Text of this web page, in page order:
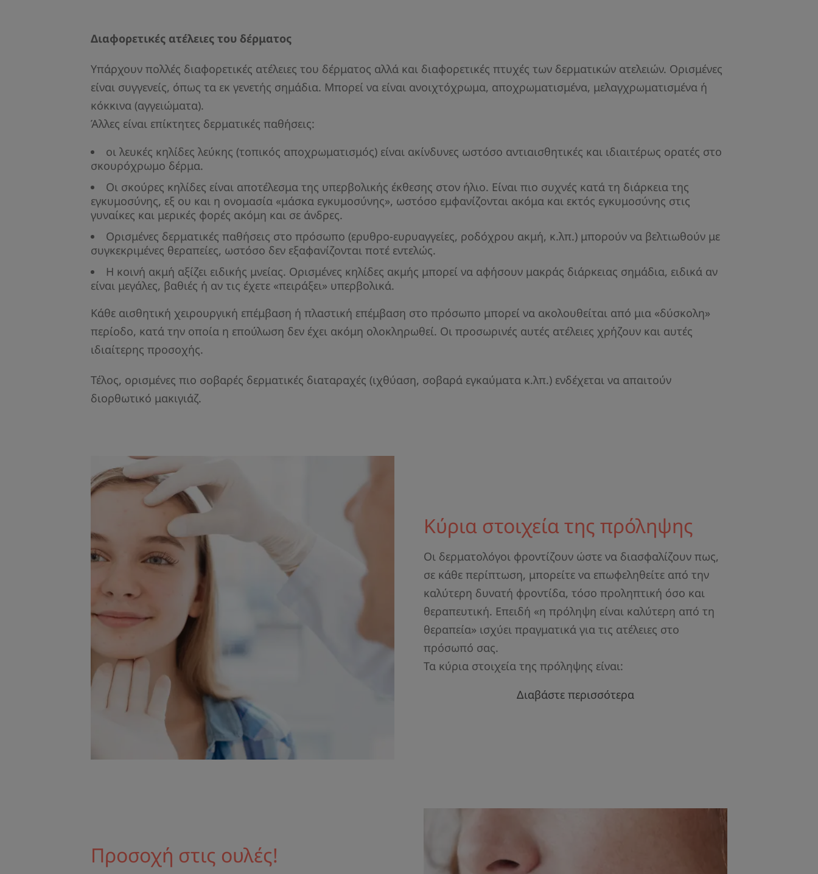
Διαφορετικές ατέλειες του δέρματος
Υπάρχουν πολλές διαφορετικές ατέλειες του δέρματος αλλά και διαφορετικές πτυχές των δερματικών ατελειών. Ορισμένες
είναι συγγενείς, όπως τα εκ γενετής σημάδια. Μπορεί να είναι ανοιχτόχρωμα, αποχρωματισμένα, μελαγχρωματισμένα ή
κόκκινα (αγγειώματα).
Άλλες είναι επίκτητες δερματικές παθήσεις:
οι λευκές κηλίδες λεύκης (τοπικός αποχρωματισμός) είναι ακίνδυνες ωστόσο αντιαισθητικές και ιδιαιτέρως ορατές στο
σκουρόχρωμο δέρμα.
Οι σκούρες κηλίδες είναι αποτέλεσμα της υπερβολικής έκθεσης στον ήλιο. Είναι πιο συχνές κατά τη διάρκεια της
εγκυμοσύνης, εξ ου και η ονομασία «μάσκα εγκυμοσύνης», ωστόσο εμφανίζονται ακόμα και εκτός εγκυμοσύνης στις
γυναίκες και μερικές φορές ακόμη και σε άνδρες.
Ορισμένες δερματικές παθήσεις στο πρόσωπο (ερυθρο-ευρυαγγείες, ροδόχρου ακμή, κ.λπ.) μπορούν να βελτιωθούν με
συγκεκριμένες θεραπείες, ωστόσο δεν εξαφανίζονται ποτέ εντελώς.
Η κοινή ακμή αξίζει ειδικής μνείας. Ορισμένες κηλίδες ακμής μπορεί να αφήσουν μακράς διάρκειας σημάδια, ειδικά αν
είναι μεγάλες, βαθιές ή αν τις έχετε «πειράξει» υπερβολικά.
Κάθε αισθητική χειρουργική επέμβαση ή πλαστική επέμβαση στο πρόσωπο μπορεί να ακολουθείται από μια «δύσκολη»
περίοδο, κατά την οποία η επούλωση δεν έχει ακόμη ολοκληρωθεί. Οι προσωρινές αυτές ατέλειες χρήζουν και αυτές
ιδιαίτερης προσοχής.
Τέλος, ορισμένες πιο σοβαρές δερματικές διαταραχές (ιχθύαση, σοβαρά εγκαύματα κ.λπ.) ενδέχεται να απαιτούν
διορθωτικό μακιγιάζ.
Κύρια στοιχεία της πρόληψης
Οι δερματολόγοι φροντίζουν ώστε να διασφαλίζουν πως,
σε κάθε περίπτωση, μπορείτε να επωφεληθείτε από την
καλύτερη δυνατή φροντίδα, τόσο προληπτική όσο και
θεραπευτική. Επειδή «η πρόληψη είναι καλύτερη από τη
θεραπεία» ισχύει πραγματικά για τις ατέλειες στο
πρόσωπό σας.
Τα κύρια στοιχεία της πρόληψης είναι:
Διαβάστε περισσότερα
Προσοχή στις ουλές!